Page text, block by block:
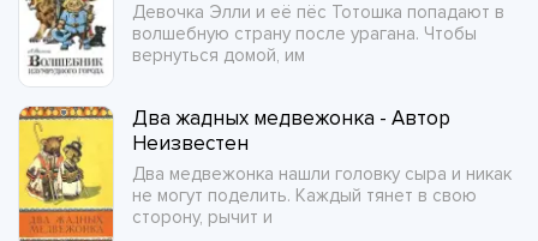
Девочка Элли и её пёс Тотошка попадают в
волшебную страну после урагана. Чтобы
вернуться домой, им
Два жадных медвежонка - Автор
Неизвестен
Два медвежонка нашли головку сыра и никак
не могут поделить. Каждый тянет в свою
сторону, рычит и